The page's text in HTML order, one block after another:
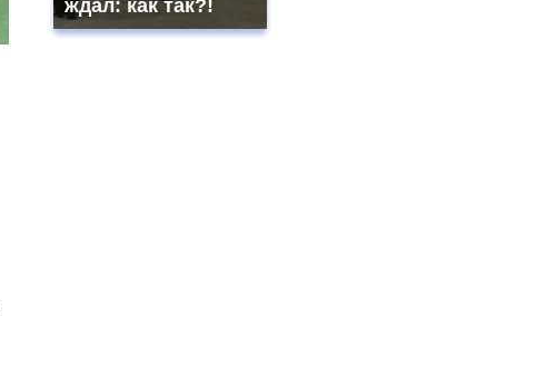
ждал: как так?!